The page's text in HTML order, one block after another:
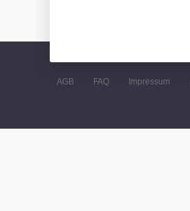
AGB FAQ Impressum